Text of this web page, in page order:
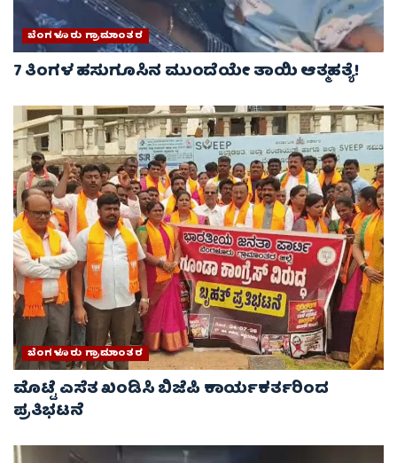
ಬೆಂಗಳೂರು ಗ್ರಾಮಾಂತರ
7 ತಿಂಗಳ ಹಸುಗೂಸಿನ ಮುಂದೆಯೇ ತಾಯಿ ಆತ್ಮಹತ್ಯೆ!
ಬೆಂಗಳೂರು ಗ್ರಾಮಾಂತರ
ಮೊಟ್ಟೆ ಎಸೆತ ಖಂಡಿಸಿ ಬಿಜೆಪಿ ಕಾರ್ಯಕರ್ತರಿಂದ
ಪ್ರತಿಭಟನೆ